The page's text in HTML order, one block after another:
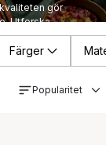
gör
Utforska
stekpannor
Färger
Popularitet